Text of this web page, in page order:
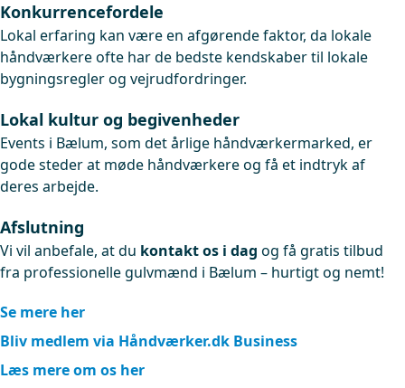
Konkurrencefordele
Lokal erfaring kan være en afgørende faktor, da lokale
håndværkere ofte har de bedste kendskaber til lokale
bygningsregler og vejrudfordringer.
Lokal kultur og begivenheder
Events i Bælum, som det årlige håndværkermarked, er
gode steder at møde håndværkere og få et indtryk af
deres arbejde.
Afslutning
Vi vil anbefale, at du kontakt os i dag og få gratis tilbud
fra professionelle gulvmænd i Bælum – hurtigt og nemt!
Se mere her
Bliv medlem via Håndværker.dk Business
Læs mere om os her